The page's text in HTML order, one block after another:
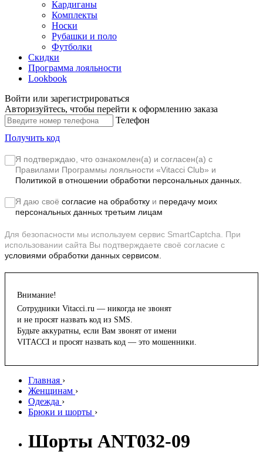
Кардиганы
Комплекты
Носки
Рубашки и поло
Футболки
Скидки
Программа лояльности
Lookbook
Войти или зарегистрироваться
Авторизуйтесь, чтобы перейти к оформлению заказа
Телефон
Получить код
Я подтверждаю, что ознакомлен(а) и согласен(а) с
Правилами Программы лояльности «Vitacci Club» и
Политикой в отношении обработки персональных данных.
Я даю своё согласие на обработку и передачу моих
персональных данных третьим лицам
Для безопасности мы используем сервис SmartCaptcha. При
использовании сайта Вы подтверждаете своё согласие с
условиями обработки данных сервисом.
Внимание!
Сотрудники Vitacci.ru — никогда не звонят
и не просят назвать код из SMS.
Будьте аккуратны, если Вам звонят от имени
VITACCI и просят назвать код — это мошенники.
Главная ›
Женщинам ›
Одежда ›
Брюки и шорты ›
Шорты ANT032-09